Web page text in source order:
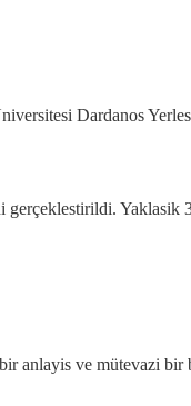
Dardanos
anlayis ve mütevazi